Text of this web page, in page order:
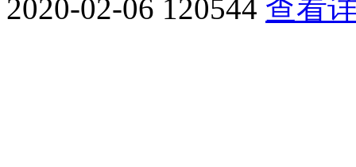
2020-02-06 120544 查看